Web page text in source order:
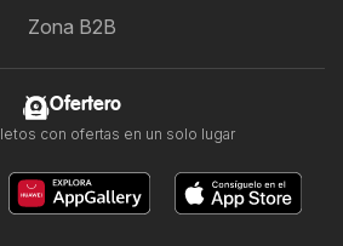
Zona B2B
Ofertero
con ofertas en un solo lugar